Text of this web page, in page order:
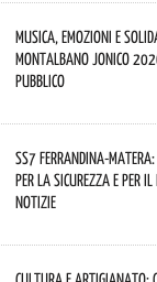
Musica, emozioni e
Montalbano Jonico
pubblico
SS7 Ferrandina-
per la sicurezza e per
notizie